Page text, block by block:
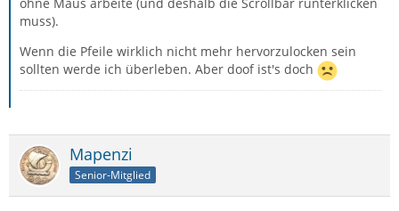
muss).
Wenn die Pfeile wirklich nicht mehr hervorzulocken sein
sollten werde ich überleben. Aber doof ist's doch
Mapenzi
Senior-Mitglied